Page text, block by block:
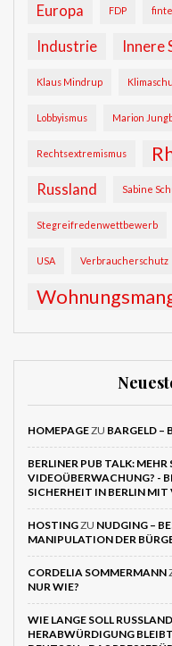
Europa
FDP
Industrie Innere
Klaus Mindrup
Lobbyismus Marion
Rechtsextremismus
Russland Sabine
Stegreifredenwettbewerb
USA Verbraucherschutz
HOMEPAGEZU BARGELD –
BERLINER PUB TALK:
VIDEOÜBERWACHUNG? -
SICHERHEIT IN BERLIN
HOSTINGZU NUDGING –
MANIPULATION DER
CORDELIA SOMMERMANN
NUR WIE?
WIE LANGE SOLL
HERABWÜRDIGUNG